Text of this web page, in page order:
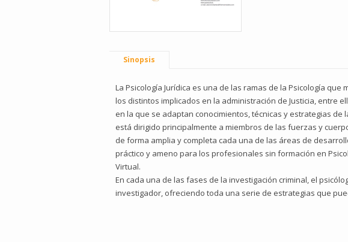
Sinopsis
La Psicología Jurídica es una de las ramas de la Psicología
los distintos implicados en la administración de Justicia, entre
en la que se adaptan conocimientos, técnicas y estrategias
está dirigido principalmente a miembros de las fuerzas y
de forma amplia y completa cada una de las áreas de
práctico y ameno para los profesionales sin formación en
Virtual.
En cada una de las fases de la investigación criminal, el
investigador, ofreciendo toda una serie de estrategias que